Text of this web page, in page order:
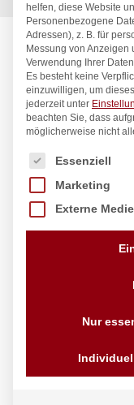
helfen, diese Website
Personenbezogene
Adressen), z. B. für
Messung von Anzeigen
Verwendung Ihrer
Es besteht keine
einzuwilligen, um
jederzeit unter
beachten Sie, dass
möglicherweise nicht
Es folgt eine Liste
Essenziell
Marketing
Externe
Nur